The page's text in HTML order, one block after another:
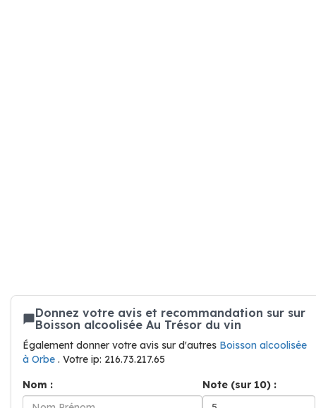
Donnez votre avis et recommandation sur sur
Boisson alcoolisée Au Trésor du vin
Également donner votre avis sur d'autres Boisson alcoolisée
à Orbe . Votre ip: 216.73.217.65
Nom :
Note (sur 10) :